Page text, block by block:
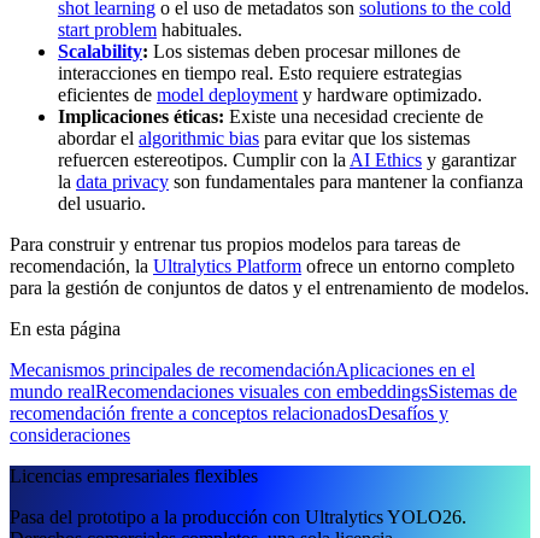
shot learning o el uso de metadatos son solutions to the cold
start problem habituales.
Scalability: Los sistemas deben procesar millones de
interacciones en tiempo real. Esto requiere estrategias
eficientes de model deployment y hardware optimizado.
Implicaciones éticas: Existe una necesidad creciente de
abordar el algorithmic bias para evitar que los sistemas
refuercen estereotipos. Cumplir con la AI Ethics y garantizar
la data privacy son fundamentales para mantener la confianza
del usuario.
Para construir y entrenar tus propios modelos para tareas de
recomendación, la Ultralytics Platform ofrece un entorno completo
para la gestión de conjuntos de datos y el entrenamiento de modelos.
En esta página
Mecanismos principales de recomendaciónAplicaciones en el
mundo realRecomendaciones visuales con embeddingsSistemas de
recomendación frente a conceptos relacionadosDesafíos y
consideraciones
Licencias empresariales flexibles
Pasa del prototipo a la producción con Ultralytics YOLO26.